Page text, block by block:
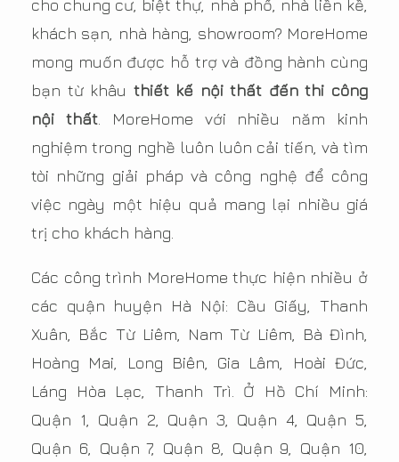
cho chung cư, biệt thự, nhà phố, nhà liền kề,
khách sạn, nhà hàng, showroom? MoreHome
mong muốn được hỗ trợ và đồng hành cùng
bạn từ khâu thiết kế nội thất đến thi công
nội thất. MoreHome với nhiều năm kinh
nghiệm trong nghề luôn luôn cải tiến, và tìm
tòi những giải pháp và công nghệ để công
việc ngày một hiệu quả mang lại nhiều giá
trị cho khách hàng.
Các công trình MoreHome thực hiện nhiều ở
các quận huyện Hà Nội: Cầu Giấy, Thanh
Xuân, Bắc Từ Liêm, Nam Từ Liêm, Bà Đình,
Hoàng Mai, Long Biên, Gia Lâm, Hoài Đức,
Láng Hòa Lạc, Thanh Trì. Ở Hồ Chí Minh:
Quận 1, Quận 2, Quận 3, Quận 4, Quận 5,
Quận 6, Quận 7, Quận 8, Quận 9, Quận 10,